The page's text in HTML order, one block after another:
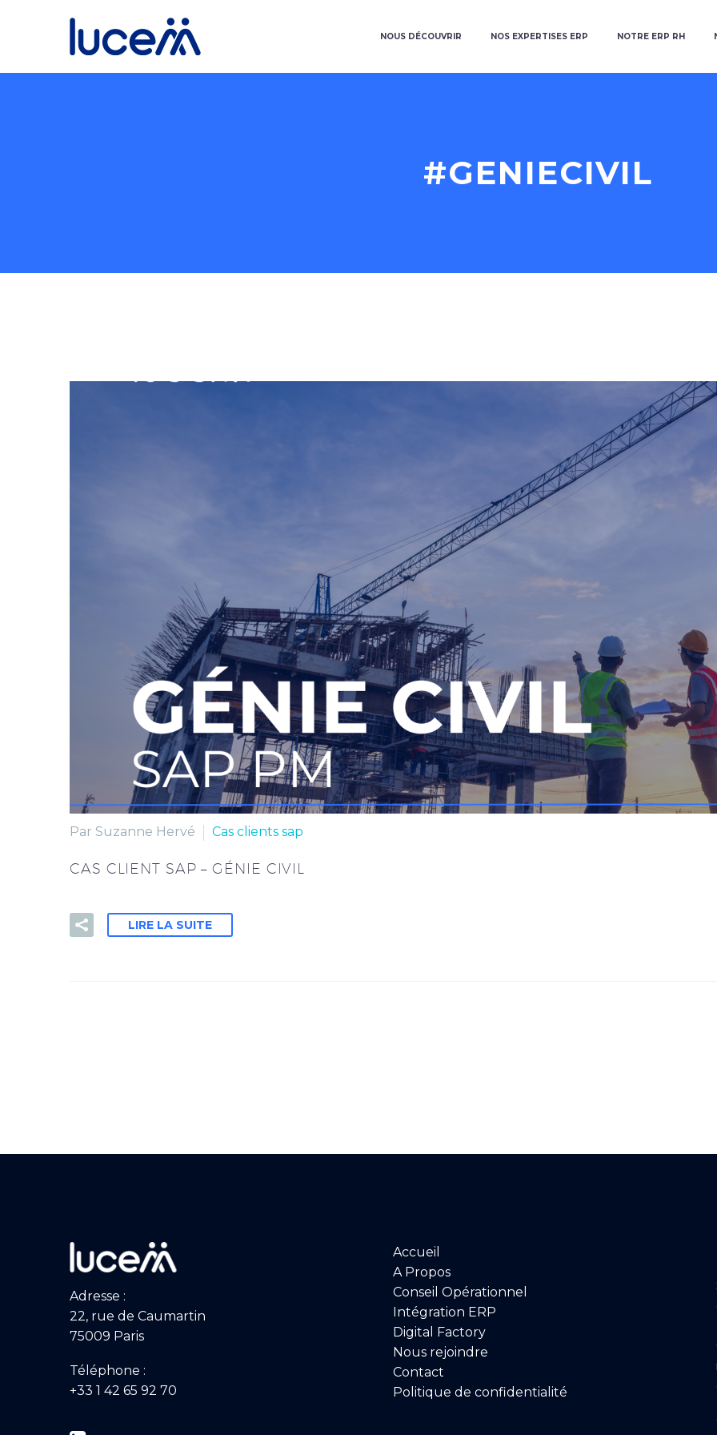
NOUS DÉCOUVRIR NOS EXPERTISES ERP NOTRE ERP RH
#GENIECIVIL
Par Suzanne Hervé Cas clients sap
CAS CLIENT SAP – GÉNIE CIVIL
LIRE LA SUITE
Adresse :
22, rue de Caumartin
75009 Paris
Téléphone :
+33 1 42 65 92 70
Accueil
A Propos
Conseil Opérationnel
Intégration ERP
Digital Factory
Nous rejoindre
Contact
Politique de confidentialité